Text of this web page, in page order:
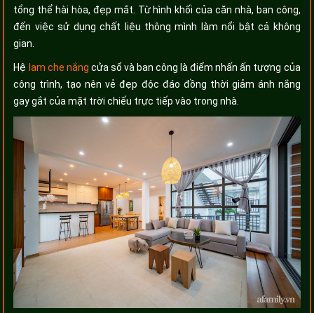
tổng thể hài hòa, đẹp mắt. Từ hình khối của căn nhà, ban công,
đến việc sử dụng chất liệu thông mình làm nổi bật cả không
gian.
Hệ lam che nắng cửa sổ và ban công là điểm nhấn ấn tượng của
công trình, tạo nên vẻ đẹp độc đáo đồng thời giảm ánh nắng
gay gắt của mặt trời chiếu trực tiếp vào trong nhà.